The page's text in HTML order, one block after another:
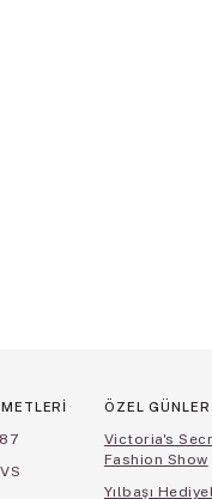
ÖZEL GÜNLER
Victoria's
Fashion Show
Yılbaşı